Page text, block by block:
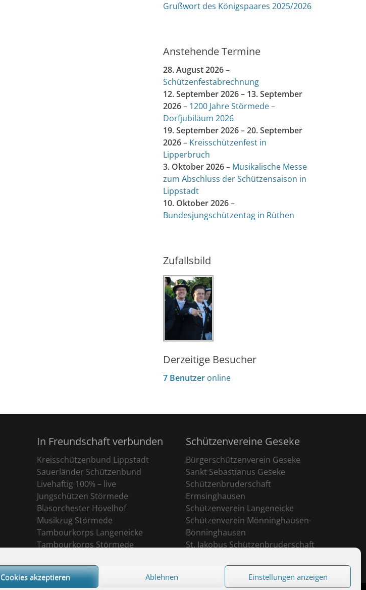
Cookies akzeptieren Ablehnen Einstellungen anzeigen
Grußwort des Königspaares 2025/2026
Anstehende Termine
28. August 2026–
Schützenfestabrechnung
12. September 2026– 13. September
2026– 1200 Jahre Störmede –
Dorfjubiläum 2026
19. September 2026–20. September
2026– Kreisschützenfest in
Lipperbruch
3. Oktober 2026– Musikalische Messe
zum Abschluss der Schützensaison in
Lippstadt
10. Oktober 2026–
Bundesjungschützentag in Rüthen
Zufallsbild
Derzeitige Besucher
7 Benutzer online
In Freundschaft verbunden
Kreisschützenbund Lippstadt
Sauerländer Schützenbund
Livehaftig 100% – live
Jungschützen Störmede
Blasorchester Hövelhof
Musikzug Störmede
Tambourkorps Langeneicke
Tambourkorps Störmede
Schützenvereine Geseke
Bürgerschützenverein Geseke
Sankt Sebastianus Geseke
Schützenbruderschaft
Ermsinghausen
Schützenverein Langeneicke
Schützenverein Mönninghausen-
Bönninghausen
St. Jakobus Schützenbruderschaft